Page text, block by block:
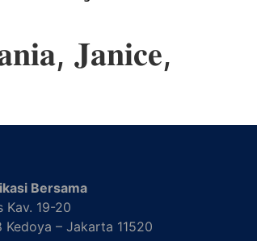
𝐉𝐚𝐧𝐢𝐜𝐞,
Bersama
Kav. 19-20
Kedoya – Jakarta 11520